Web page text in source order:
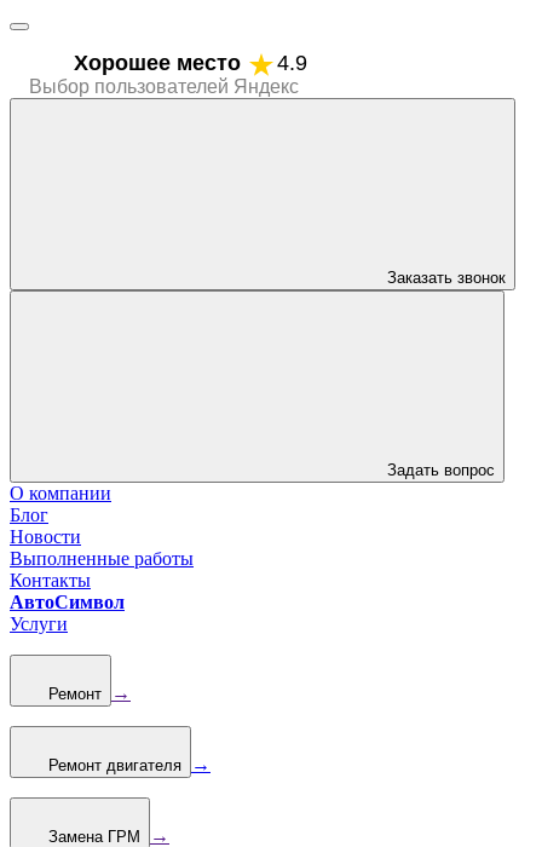
Хорошее место 4.9
Выбор пользователей Яндекс
Заказать звонок
Задать вопрос
О компании
Блог
Новости
Выполненные работы
Контакты
АвтоСимвол
Услуги
Ремонт →
Ремонт двигателя →
Замена ГРМ →